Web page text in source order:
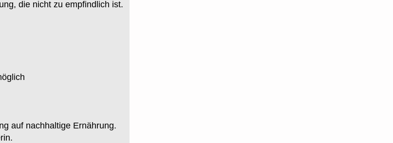
die nicht zu empfindlich ist.
auf nachhaltige Ernährung.